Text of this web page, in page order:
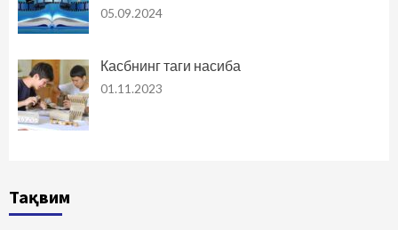
05.09.2024
Касбнинг таги насиба
01.11.2023
Тақвим